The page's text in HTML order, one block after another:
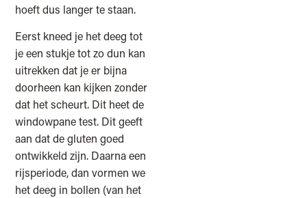
hoeft dus langer te staan.
Eerst kneed je het deeg tot
je een stukje tot zo dun kan
uitrekken dat je er bijna
doorheen kan kijken zonder
dat het scheurt. Dit heet de
windowpane test. Dit geeft
aan dat de gluten goed
ontwikkeld zijn. Daarna een
rijsperiode, dan vormen we
het deeg in bollen (van het